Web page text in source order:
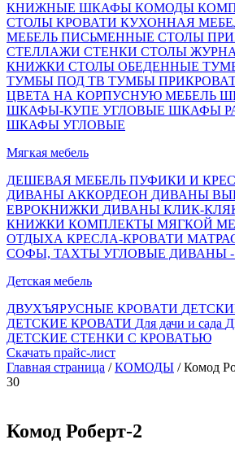
КНИЖНЫЕ ШКАФЫ КОМОДЫ
СТОЛЫ КРОВАТИ КУХОННАЯ
МЕБЕЛЬ ПИСЬМЕННЫЕ СТОЛЫ
СТЕЛЛАЖИ СТЕНКИ СТОЛЫ
КНИЖКИ СТОЛЫ ОБЕДЕННЫЕ
ТУМБЫ ПОД ТВ ТУМБЫ
ЦВЕТА НА КОРПУСНУЮ МЕБЕЛЬ
ШКАФЫ-КУПЕ УГЛОВЫЕ ШКАФЫ
ШКАФЫ УГЛОВЫЕ
Мягкая мебель
ДЕШЕВАЯ МЕБЕЛЬ ПУФИКИ И
ДИВАНЫ АККОРДЕОН ДИВАНЫ
ЕВРОКНИЖКИ ДИВАНЫ КЛИК-
КНИЖКИ КОМПЛЕКТЫ МЯГКОЙ
ОТДЫХА КРЕСЛА-КРОВАТИ
СОФЫ, ТАХТЫ УГЛОВЫЕ ДИВАНЫ
Детская мебель
ДВУХЪЯРУСНЫЕ КРОВАТИ
ДЕТСКИЕ КРОВАТИ Для дачи и сада
ДЕТСКИЕ СТЕНКИ С КРОВАТЬЮ
Скачать прайс-лист
Главная страница /КОМОДЫ / Комод
30
Комод Роберт-2